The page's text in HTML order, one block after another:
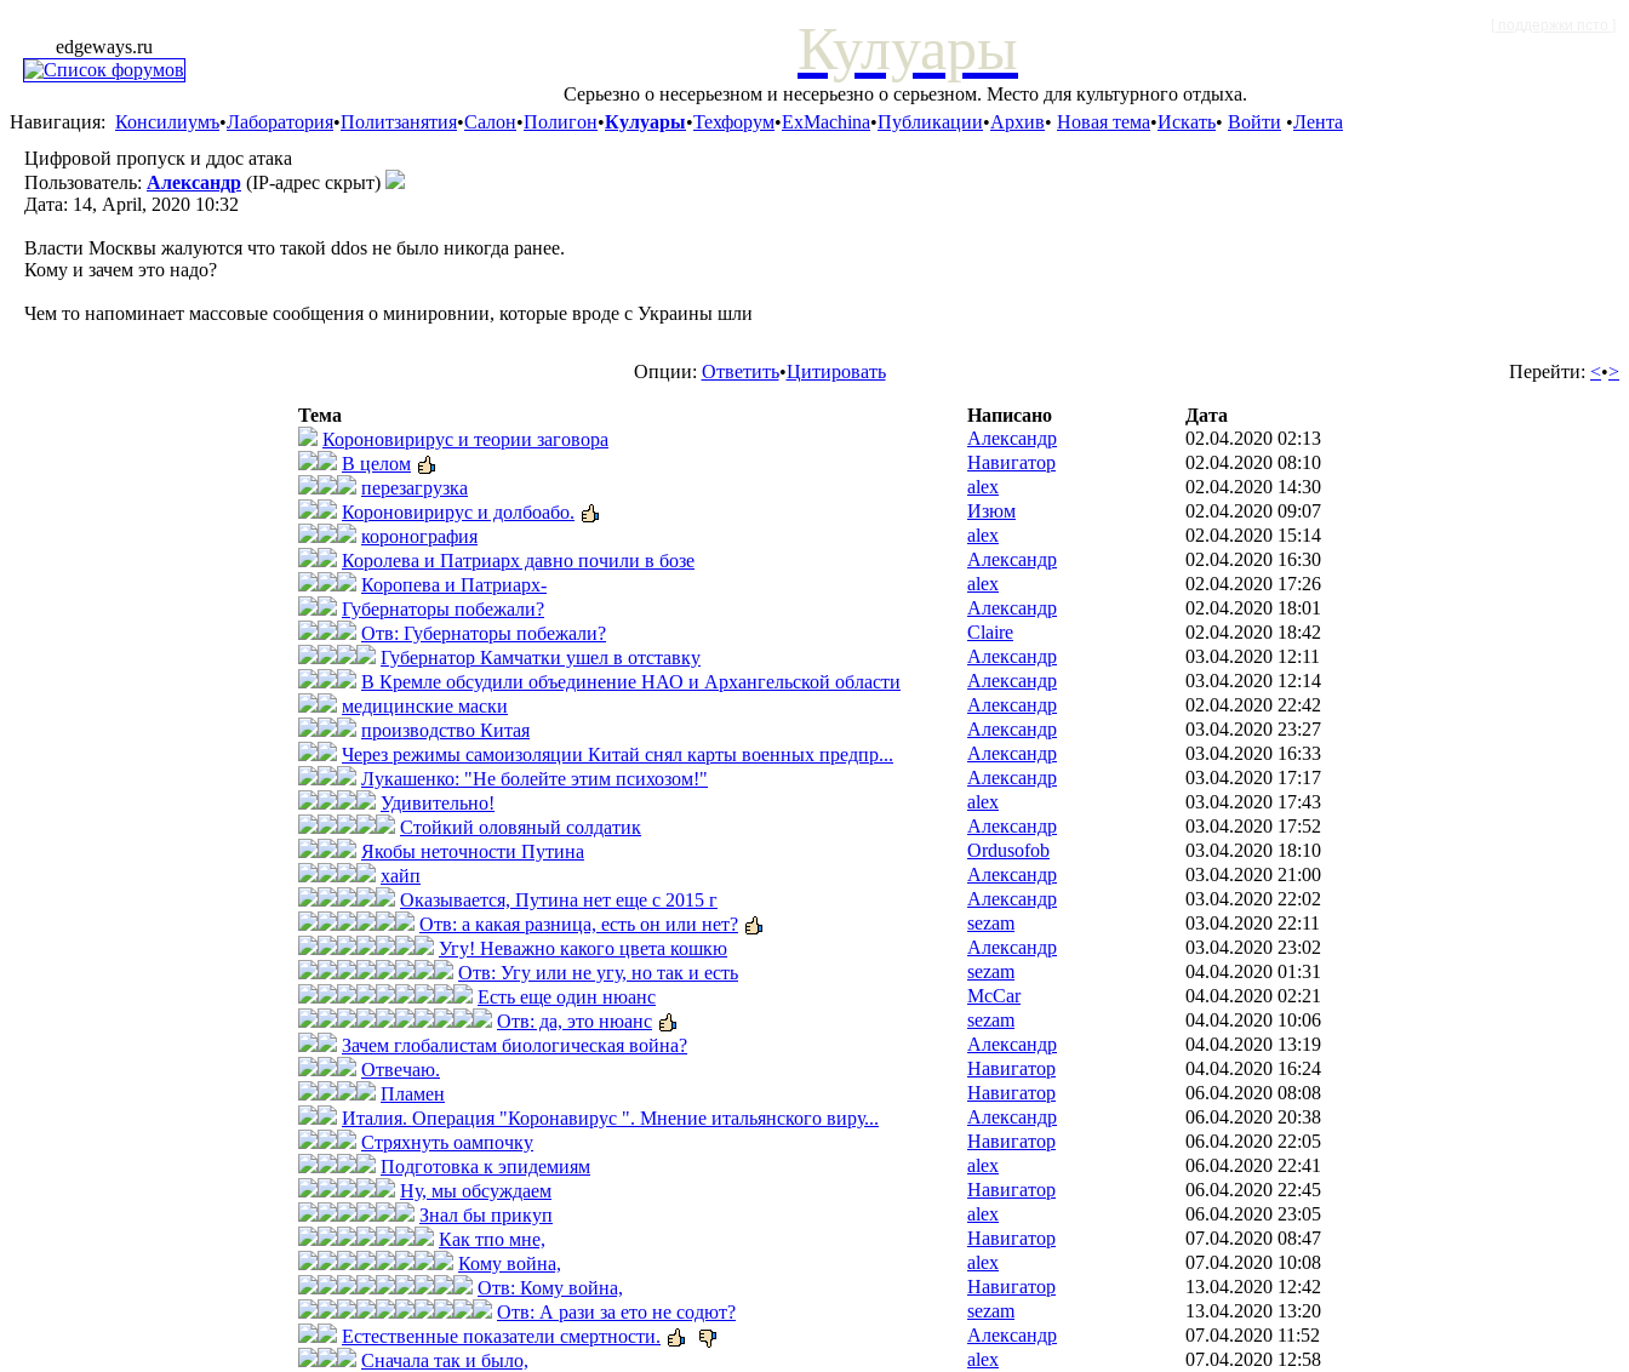
edgeways.ru Кулуары
Серьезно о несерьезном и несерьезно о серьезном. Место для культурного отдыха.
Навигация: Консилиумъ•Лаборатория•Политзанятия•Салон•Полигон•Кулуары•Техфорум•ExMachina•Публикации•Архив• Новая тема•Искать• Войти •Лента
Цифровой пропуск и ддос атака
Пользователь: Александр (IP-адрес скрыт)
Дата: 14, April, 2020 10:32
Власти Москвы жалуются что такой ddos не было никогда ранее.
Кому и зачем это надо?
Чем то напоминает массовые сообщения о минировнии, которые вроде с Украины шли
Перейти: <•>
Опции: Ответить•Цитировать
Тема Написано
Дата
Короновирирус и теории заговора
Александр
02.04.2020 02:13
В целом
Навигатор
02.04.2020 08:10
перезагрузка
alex
02.04.2020 14:30
Короновирирус и долбоабо.
Изюм
02.04.2020 09:07
коронография
alex
02.04.2020 15:14
Королева и Патриарх давно почили в бозе
Александр
02.04.2020 16:30
Коропева и Патриарх-
alex
02.04.2020 17:26
Губернаторы побежали?
Александр
02.04.2020 18:01
Отв: Губернаторы побежали?
Claire
02.04.2020 18:42
Губернатор Камчатки ушел в отставку
Александр
03.04.2020 12:11
В Кремле обсудили объединение НАО и Архангельской области
Александр
03.04.2020 12:14
медицинские маски
Александр
02.04.2020 22:42
производство Китая
Александр
03.04.2020 23:27
Через режимы самоизоляции Китай снял карты военных предпр...
Александр
03.04.2020 16:33
Лукашенко: "Не болейте этим психозом!"
Александр
03.04.2020 17:17
Удивительно!
alex
03.04.2020 17:43
Стойкий оловяный солдатик
Александр
03.04.2020 17:52
Якобы неточности Путина
Ordusofob
03.04.2020 18:10
хайп
Александр
03.04.2020 21:00
Оказывается, Путина нет еще с 2015 г
Александр
03.04.2020 22:02
Отв: а какая разница, есть он или нет?
sezam
03.04.2020 22:11
Угу! Неважно какого цвета кошкю
Александр
03.04.2020 23:02
Отв: Угу или не угу, но так и есть
sezam
04.04.2020 01:31
Есть еще один нюанс
McCar
04.04.2020 02:21
Отв: да, это нюанс
sezam
04.04.2020 10:06
Зачем глобалистам биологическая война?
Александр
04.04.2020 13:19
Отвечаю.
Навигатор
04.04.2020 16:24
Пламен
Навигатор
06.04.2020 08:08
Италия. Операция "Коронавирус ". Мнение итальянского виру...
Александр
06.04.2020 20:38
Стряхнуть оампочку
Навигатор
06.04.2020 22:05
Подготовка к эпидемиям
alex
06.04.2020 22:41
Ну, мы обсуждаем
Навигатор
06.04.2020 22:45
Знал бы прикуп
alex
06.04.2020 23:05
Как тпо мне,
Навигатор
07.04.2020 08:47
Кому война,
alex
07.04.2020 10:08
Отв: Кому война,
Навигатор
13.04.2020 12:42
Отв: А рази за ето не содют?
sezam
13.04.2020 13:20
Естественные показатели смертности.
Александр
07.04.2020 11:52
Сначала так и было,
alex
07.04.2020 12:58